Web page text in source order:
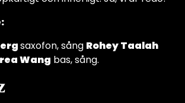
saxofon, sång Rohey Taalah
Wang bas, sång.